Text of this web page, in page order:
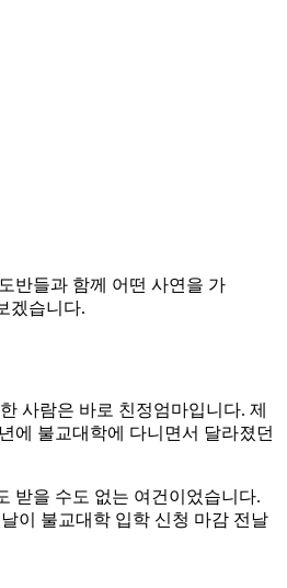
반들과 함께 어떤 사연을 가
겠습니다.
사람은 바로 친정엄마입니다. 제
에 불교대학에 다니면서 달라졌던
받을 수도 없는 여건이었습니다.
이 불교대학 입학 신청 마감 전날